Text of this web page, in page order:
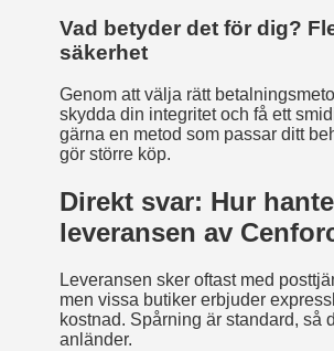
Vad betyder det för dig?
säkerhet
Genom att välja rätt
skydda din integritet och få ett
gärna en metod som passar ditt
gör större köp.
Direkt svar: Hur
leveransen av
Leveransen sker oftast med
men vissa butiker erbjuder
kostnad. Spårning är standard, så
anländer.